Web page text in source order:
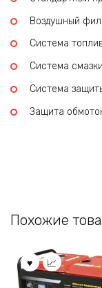
Воздушный
Система
Система
Система
Защита
Похожие